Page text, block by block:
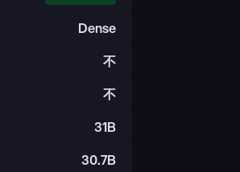
Dense
不
不
31B
30.7B